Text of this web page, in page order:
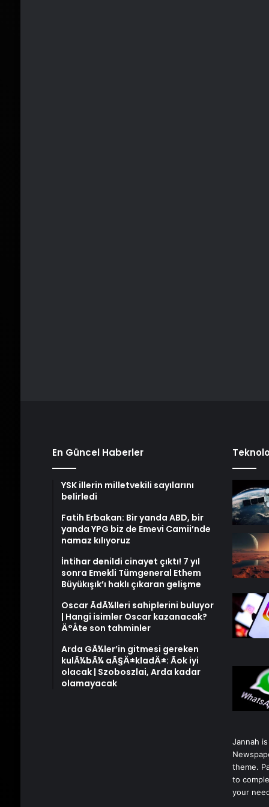
En Güncel Haberler
YSK illerin milletvekili sayılarını
belirledi
Fatih Erbakan: Bir yanda ABD, bir
yanda YPG biz de Emevi Camii’nde
namaz kılıyoruz
İntihar denildi cinayet çıktı! 7 yıl
sonra Emekli Tümgeneral Ethem
Büyükışık’ı haklı çıkaran gelişme
Oscar ÃdÃ¼lleri sahiplerini buluyor
| Hangi isimler Oscar kazanacak?
Ä°Åte son tahminler
Arda GÃ¼ler’in gitmesi gereken
kulÃ¼bÃ¼ aÃ§Ä±kladÄ±: Ãok iyi
olacak | Szoboszlai, Arda kadar
olamayacak
Jannah
theme.
to
your